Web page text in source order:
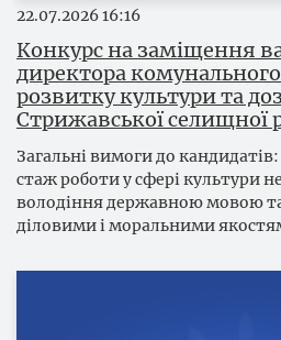
22.07.202616:16
Конкурс на заміщення
директора
розвитку культури та
Стрижавської селищної
Загальні вимоги до
стаж роботи у сфері культури
володіння державною мовою та
діловими і моральними